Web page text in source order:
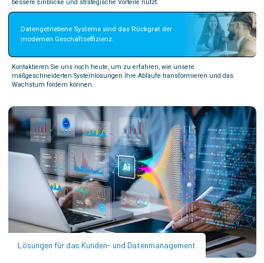
bessere Einblicke und strategische Vorteile nutzt.
Datengetriebene Systeme sind das Rückgrat der
modernen Geschäftseffizienz.
Kontaktieren Sie uns noch heute, um zu erfahren, wie unsere
maßgeschneiderten Systemlösungen Ihre Abläufe transformieren und das
Wachstum fördern können.
Lösungen für das Kunden- und Datenmanagement